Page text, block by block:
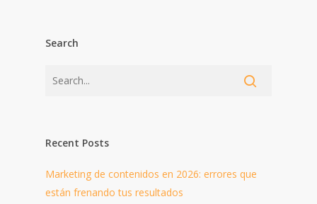
Search
Recent Posts
Marketing de contenidos en 2026: errores que
están frenando tus resultados